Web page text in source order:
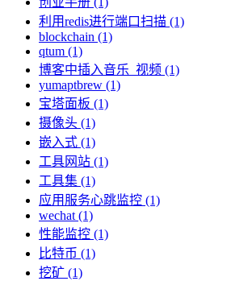
利用redis进行端口扫描 (1)
blockchain (1)
qtum (1)
博客中插入音乐_视频 (1)
yumaptbrew (1)
宝塔面板 (1)
摄像头 (1)
嵌入式 (1)
工具网站 (1)
工具集 (1)
应用服务心跳监控 (1)
wechat (1)
性能监控 (1)
比特币 (1)
挖矿 (1)